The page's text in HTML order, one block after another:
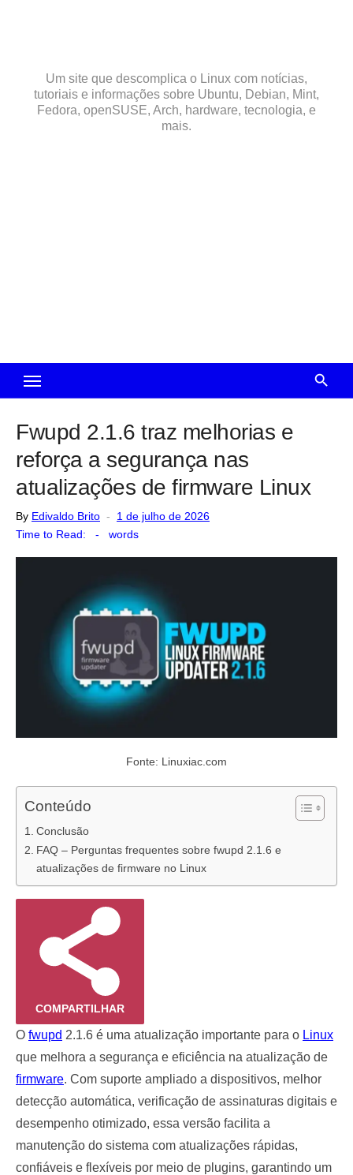
Um site que descomplica o Linux com notícias,
tutoriais e informações sobre Ubuntu, Debian, Mint,
Fedora, openSUSE, Arch, hardware, tecnologia, e
mais.
Fwupd 2.1.6 traz melhorias e
reforça a segurança nas
atualizações de firmware Linux
By Edivaldo Brito
Posted
1 de julho de 2026
Time to Read:
- words
Fonte: Linuxiac.com
Conteúdo
Conclusão
FAQ – Perguntas frequentes sobre fwupd 2.1.6 e
atualizações de firmware no Linux
COMPARTILHAR
O fwupd 2.1.6 é uma atualização importante para o Linux
que melhora a segurança e eficiência na atualização de
firmware. Com suporte ampliado a dispositivos, melhor
detecção automática, verificação de assinaturas digitais e
desempenho otimizado, essa versão facilita a
manutenção do sistema com atualizações rápidas,
confiáveis e flexíveis por meio de plugins, garantindo um